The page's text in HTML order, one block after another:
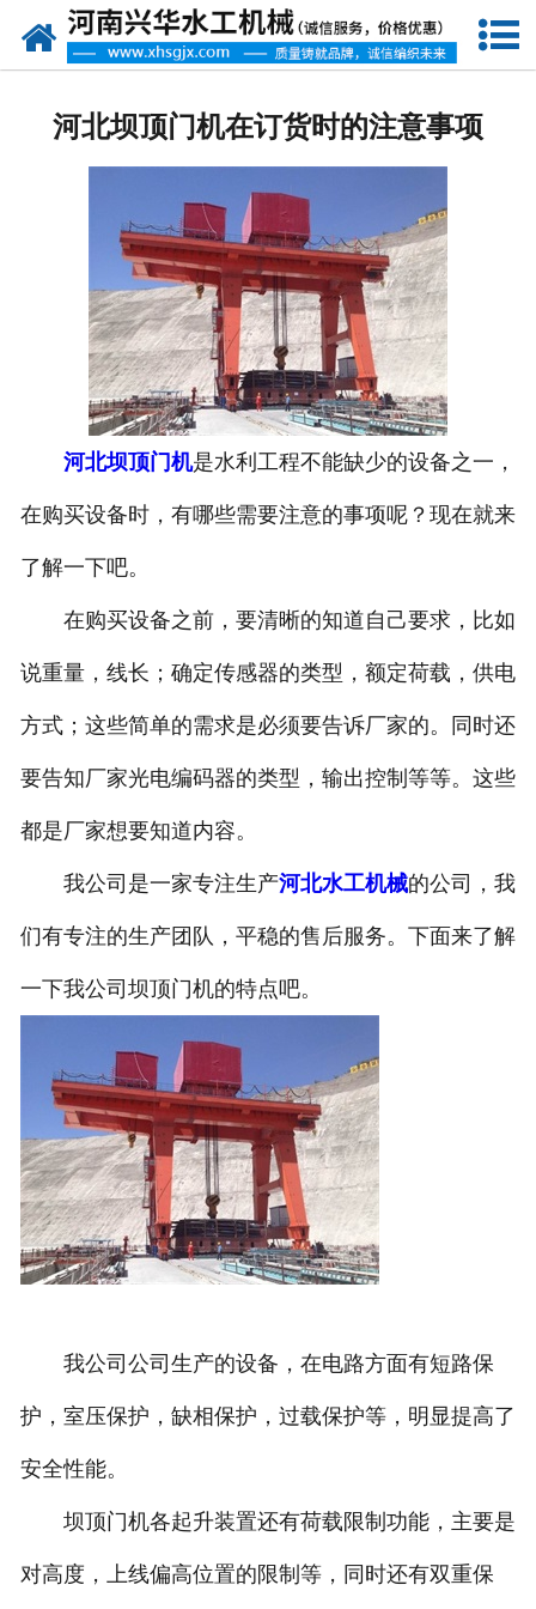
网站首页
新闻资讯
客户案例
资质荣誉
联系我们
河北坝顶门机在订货时的注意事项
河北坝顶门机是水利工程不能缺少的设备之一，
在购买设备时，有哪些需要注意的事项呢？现在就来
了解一下吧。
在购买设备之前，要清晰的知道自己要求，比如
说重量，线长；确定传感器的类型，额定荷载，供电
方式；这些简单的需求是必须要告诉厂家的。同时还
要告知厂家光电编码器的类型，输出控制等等。这些
都是厂家想要知道内容。
我公司是一家专注生产河北水工机械的公司，我
们有专注的生产团队，平稳的售后服务。下面来了解
一下我公司坝顶门机的特点吧。
我公司公司生产的设备，在电路方面有短路保
护，室压保护，缺相保护，过载保护等，明显提高了
安全性能。
坝顶门机各起升装置还有荷载限制功能，主要是
对高度，上线偏高位置的限制等，同时还有双重保